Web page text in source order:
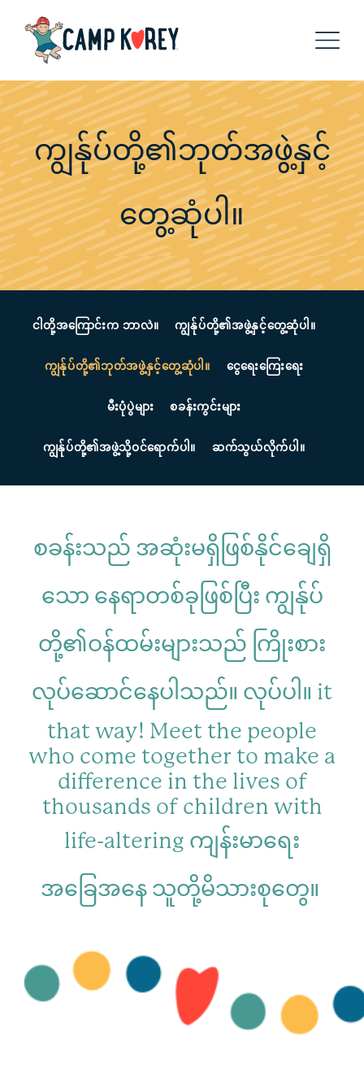
ကျွန်ုပ်တို့၏ဘုတ်အဖွဲ့နှင့်
တွေ့ဆုံပါ။
ငါတို့အကြောင်းက ဘာလဲ။ ကျွန်ုပ်တို့၏အဖွဲ့နှင့်တွေ့ဆုံပါ။
ကျွန်ုပ်တို့၏ဘုတ်အဖွဲ့နှင့်တွေ့ဆုံပါ။ ငွေရေးကြေးရေး
မီးပုံပွဲများ စခန်းကွင်းများ
ကျွန်ုပ်တို့၏အဖွဲ့သို့ဝင်ရောက်ပါ။ ဆက်သွယ်လိုက်ပါ။
စခန်းသည် အဆုံးမရှိဖြစ်နိုင်ချေရှိ
သော နေရာတစ်ခုဖြစ်ပြီး ကျွန်ုပ်
တို့၏ဝန်ထမ်းများသည် ကြိုးစား
လုပ်ဆောင်နေပါသည်။ လုပ်ပါ။ it
that way! Meet the people
who come together to make a
difference in the lives of
thousands of children with
life-altering ကျန်းမာရေး
အခြေအနေ သူတို့မိသားစုတွေ။